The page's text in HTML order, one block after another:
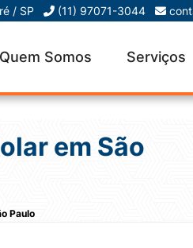
/ SP (11) 97071-3044
Quem Somos Serviços
em São
Paulo